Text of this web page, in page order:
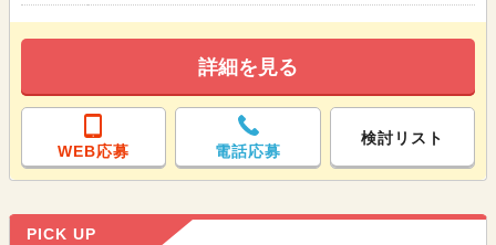
詳細を見る
WEB応募 電話応募
検討リスト
PICK UP